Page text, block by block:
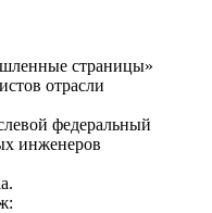
страницы»
отрасли
федеральный
инженеров